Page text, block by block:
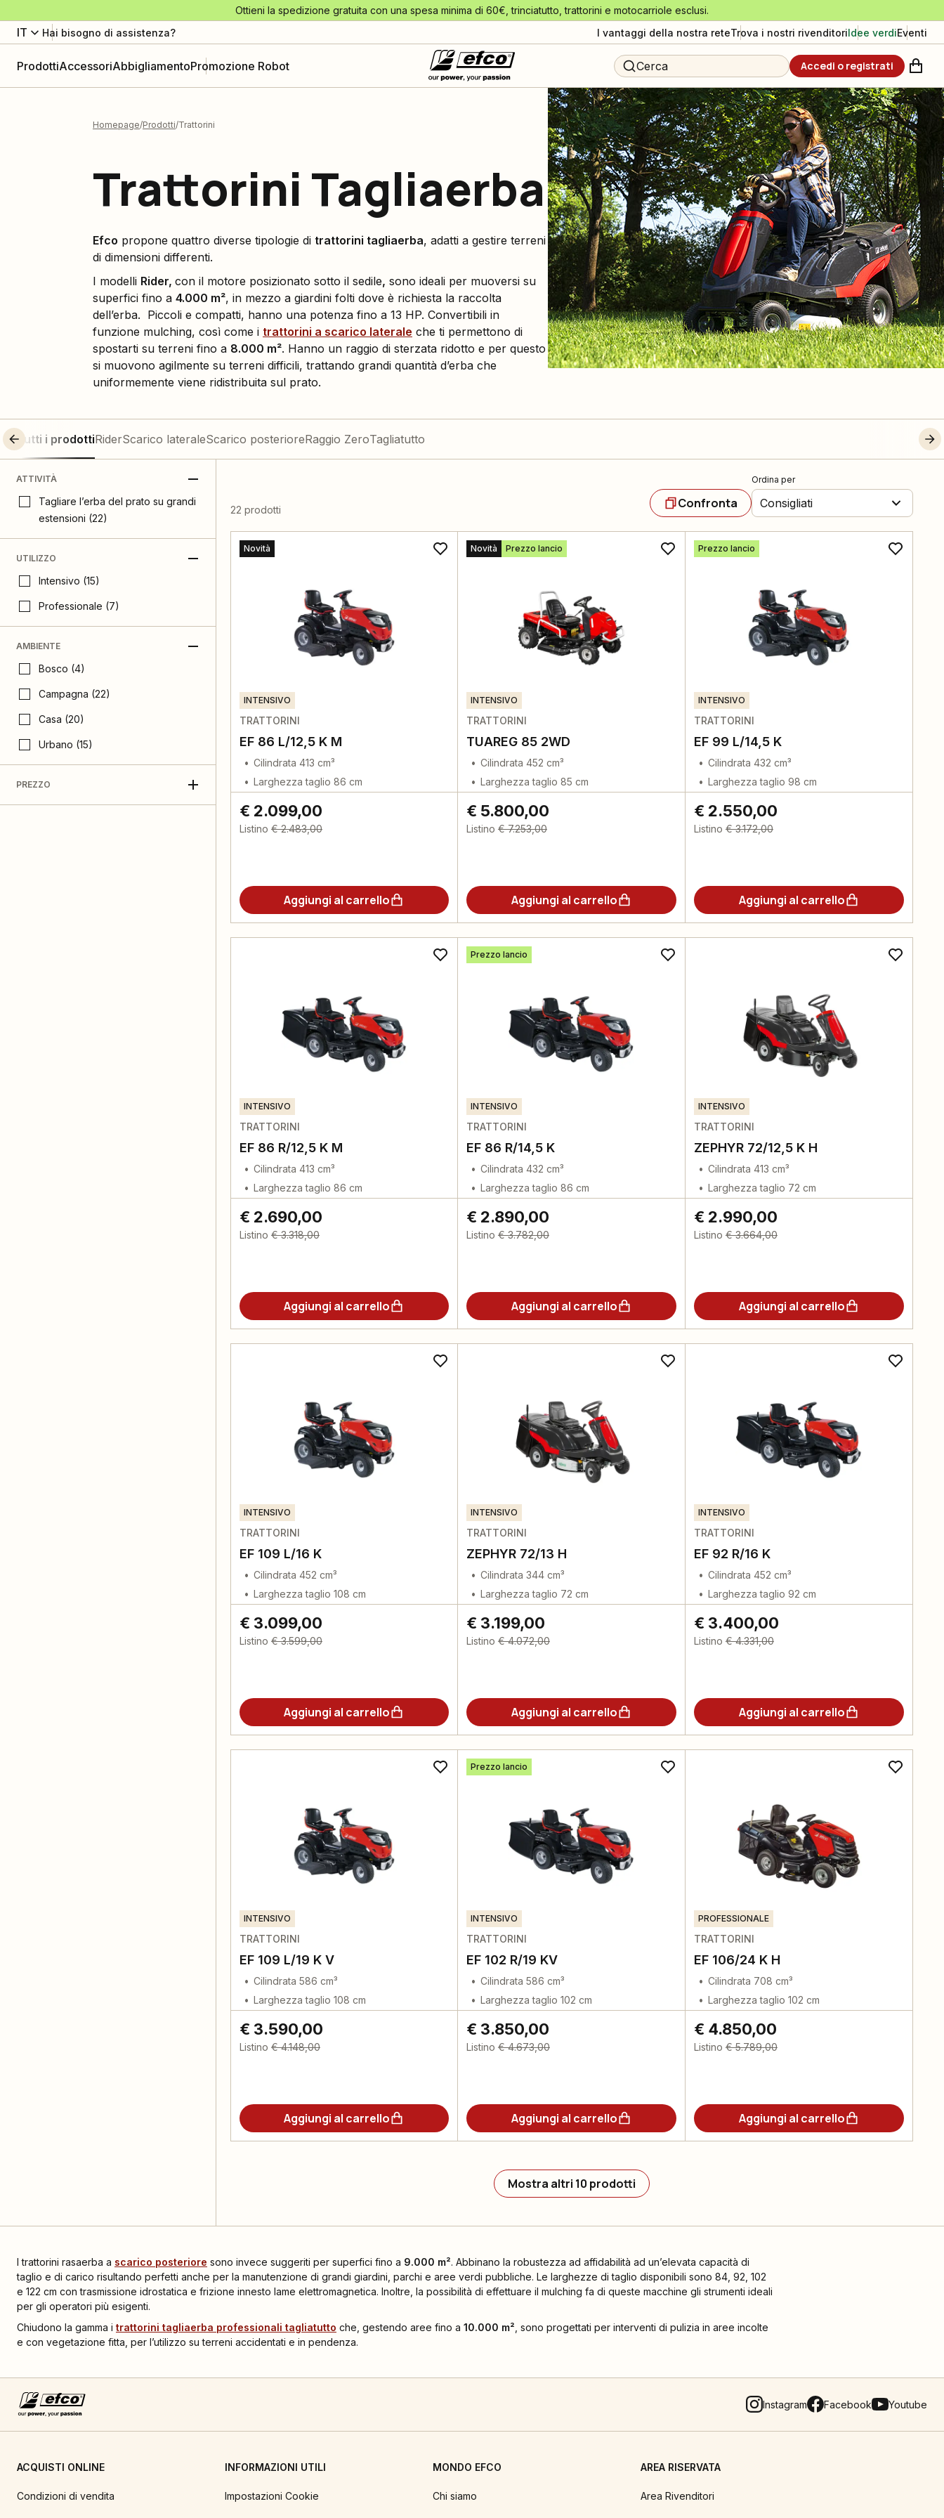
Ottieni la spedizione gratuita con una spesa minima di 60€, trinciatutto, trattorini e motocarriole esclusi.
IT Hai bisogno di assistenza? I vantaggi della nostra reteTrova i nostri rivenditoriIdee verdiEventi
ProdottiAccessoriAbbigliamentoPromozione Robot Cerca Accedi o registrati
Homepage Prodotti Trattorini
Trattorini Tagliaerba
Efco propone quattro diverse tipologie di trattorini tagliaerba, adatti a gestire terreni
di dimensioni differenti.
I modelli Rider, con il motore posizionato sotto il sedile, sono ideali per muoversi su
superfici fino a 4.000 m², in mezzo a giardini folti dove è richiesta la raccolta
dell’erba. Piccoli e compatti, hanno una potenza fino a 13 HP. Convertibili in
funzione mulching, così come i trattorini a scarico laterale che ti permettono di
spostarti su terreni fino a 8.000 m². Hanno un raggio di sterzata ridotto e per questo
si muovono agilmente su terreni difficili, trattando grandi quantità d’erba che
uniformemente viene ridistribuita sul prato.
Tutti i prodottiRiderScarico lateraleScarico posterioreRaggio ZeroTagliatutto
ATTIVITÀ
Tagliare l’erba del prato su grandi
estensioni (22)
UTILIZZO
Intensivo (15)
Professionale (7)
AMBIENTE
Bosco (4)
Campagna (22)
Casa (20)
Urbano (15)
PREZZO
22 prodotti Confronta
Ordina per
Consigliati
Novità
INTENSIVO
TRATTORINI
EF 86 L/12,5 K M
Cilindrata 413 cm³
Larghezza taglio 86 cm
€ 2.099,00
Listino € 2.483,00
Aggiungi al carrello
Novità Prezzo lancio
INTENSIVO
TRATTORINI
TUAREG 85 2WD
Cilindrata 452 cm³
Larghezza taglio 85 cm
€ 5.800,00
Listino € 7.253,00
Aggiungi al carrello
Prezzo lancio
INTENSIVO
TRATTORINI
EF 99 L/14,5 K
Cilindrata 432 cm³
Larghezza taglio 98 cm
€ 2.550,00
Listino € 3.172,00
Aggiungi al carrello
INTENSIVO
TRATTORINI
EF 86 R/12,5 K M
Cilindrata 413 cm³
Larghezza taglio 86 cm
€ 2.690,00
Listino € 3.318,00
Aggiungi al carrello
Prezzo lancio
INTENSIVO
TRATTORINI
EF 86 R/14,5 K
Cilindrata 432 cm³
Larghezza taglio 86 cm
€ 2.890,00
Listino € 3.782,00
Aggiungi al carrello
INTENSIVO
TRATTORINI
ZEPHYR 72/12,5 K H
Cilindrata 413 cm³
Larghezza taglio 72 cm
€ 2.990,00
Listino € 3.664,00
Aggiungi al carrello
INTENSIVO
TRATTORINI
EF 109 L/16 K
Cilindrata 452 cm³
Larghezza taglio 108 cm
€ 3.099,00
Listino € 3.599,00
Aggiungi al carrello
INTENSIVO
TRATTORINI
ZEPHYR 72/13 H
Cilindrata 344 cm³
Larghezza taglio 72 cm
€ 3.199,00
Listino € 4.072,00
Aggiungi al carrello
INTENSIVO
TRATTORINI
EF 92 R/16 K
Cilindrata 452 cm³
Larghezza taglio 92 cm
€ 3.400,00
Listino € 4.331,00
Aggiungi al carrello
INTENSIVO
TRATTORINI
EF 109 L/19 K V
Cilindrata 586 cm³
Larghezza taglio 108 cm
€ 3.590,00
Listino € 4.148,00
Aggiungi al carrello
Prezzo lancio
INTENSIVO
TRATTORINI
EF 102 R/19 KV
Cilindrata 586 cm³
Larghezza taglio 102 cm
€ 3.850,00
Listino € 4.673,00
Aggiungi al carrello
PROFESSIONALE
TRATTORINI
EF 106/24 K H
Cilindrata 708 cm³
Larghezza taglio 102 cm
€ 4.850,00
Listino € 5.789,00
Aggiungi al carrello
Mostra altri 10 prodotti
I trattorini rasaerba a scarico posteriore sono invece suggeriti per superfici fino a 9.000 m². Abbinano la robustezza ad affidabilità ad un’elevata capacità di
taglio e di carico risultando perfetti anche per la manutenzione di grandi giardini, parchi e aree verdi pubbliche. Le larghezze di taglio disponibili sono 84, 92, 102
e 122 cm con trasmissione idrostatica e frizione innesto lame elettromagnetica. Inoltre, la possibilità di effettuare il mulching fa di queste macchine gli strumenti ideali
per gli operatori più esigenti.
Chiudono la gamma i trattorini tagliaerba professionali tagliatutto che, gestendo aree fino a 10.000 m² , sono progettati per interventi di pulizia in aree incolte
e con vegetazione fitta, per l’utilizzo su terreni accidentati e in pendenza.
Instagram Facebook Youtube
ACQUISTI ONLINE
Condizioni di vendita
INFORMAZIONI UTILI
Impostazioni Cookie
MONDO EFCO
Chi siamo
AREA RISERVATA
Area Rivenditori